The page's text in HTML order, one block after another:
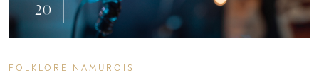
20
FOLKLORE NAMUROIS